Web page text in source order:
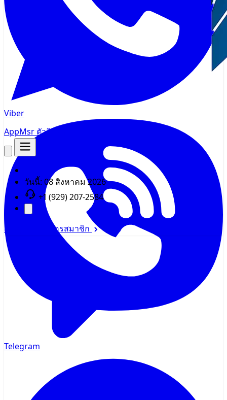
AppMsr ตัวติดตาม
วันนี้: 08 สิงหาคม 2026
+1 (929) 207-2584
เข้าสู่ระบบ สมัครสมาชิก
Viber
Telegram